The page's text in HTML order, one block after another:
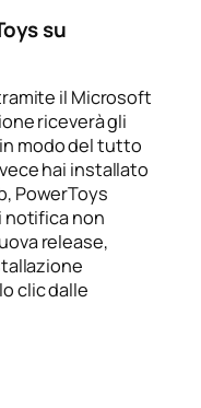
su
il Microsoft
riceverà gli
modo del tutto
hai installato
PowerToys
notifica non
release,
clic dalle